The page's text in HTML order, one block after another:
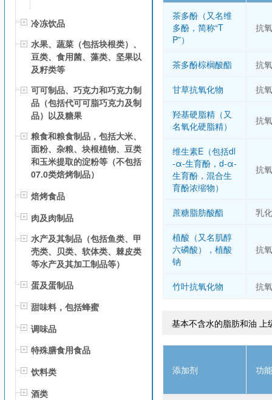
冷冻饮品
水果、蔬菜（包括块根类）、
豆类、食用菌、藻类、坚果以
及籽类等
可可制品、巧克力和巧克力制
品（包括代可可脂巧克力及制
品）以及糖果
粮食和粮食制品，包括大米、
面粉、杂粮、块根植物、豆类
和玉米提取的淀粉等（不包括
07.0类焙烤制品）
焙烤食品
肉及肉制品
水产及其制品（包括鱼类、甲
壳类、贝类、软体类、棘皮类
等水产及其加工制品等）
蛋及蛋制品
甜味料，包括蜂蜜
调味品
特殊膳食用食品
饮料类
酒类
茶多酚（又名维
多酚，简称“T
P”）
抗
茶多酚棕榈酸酯 抗
甘草抗氧化物 抗
羟基硬脂精（又
名氧化硬脂精）
抗
维生素E（包括dl
-α-生育酚，d-α-
生育酚，混合生
育酚浓缩物）
抗
蔗糖脂肪酸酯 乳
植酸（又名肌醇
六磷酸），植酸
钠
抗
竹叶抗氧化物 抗
基本不含水的脂肪和油 上
添加剂 功能